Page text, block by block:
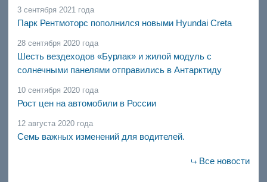
3 сентября 2021 года
Парк Рентмоторс пополнился новыми Hyundai Creta
28 сентября 2020 года
Шесть вездеходов «Бурлак» и жилой модуль с
солнечными панелями отправились в Антарктиду
10 сентября 2020 года
Рост цен на автомобили в России
12 августа 2020 года
Семь важных изменений для водителей.
Все новости